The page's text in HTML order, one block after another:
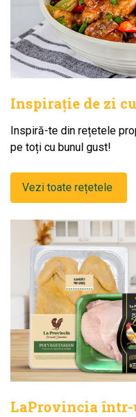
Inspirație de zi
Inspiră-te din rețetele
pe toți cu bunul gust!
Vezi toate rețetele
LaProvincia